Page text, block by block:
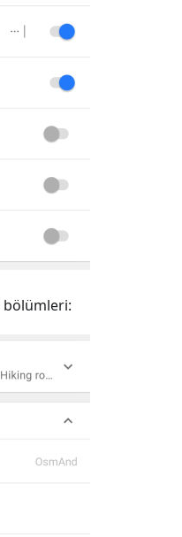
bölümleri: